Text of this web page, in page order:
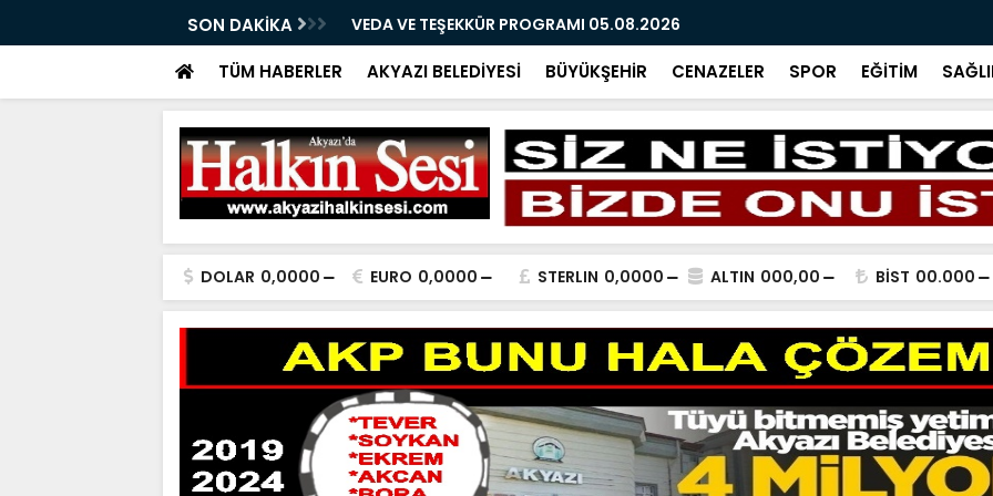
SON DAKİKA VEDA VE TEŞEKKÜR PROGRAMI 05.08.2026
TÜM HABERLER AKYAZI BELEDİYESİ BÜYÜKŞEHİR CENAZELER SPOR EĞİTİM
DOLAR 0,0000 EURO 0,0000 STERLIN 0,0000 ALTIN 000,00 BİST 00.000